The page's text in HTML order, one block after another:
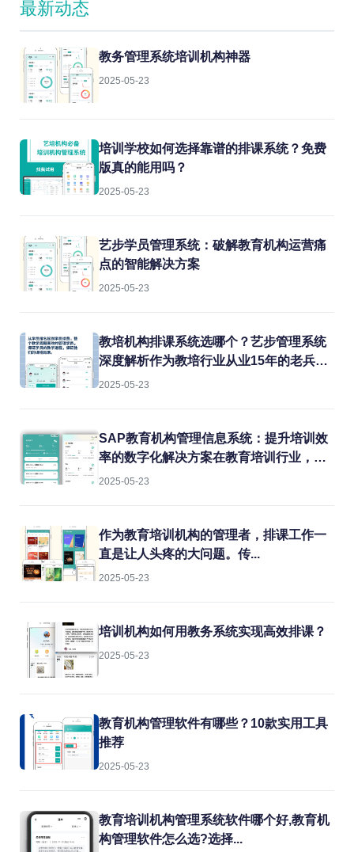
最新动态
教务管理系统培训机构神器
2025-05-23
培训学校如何选择靠谱的排课系统？免费
版真的能用吗？
2025-05-23
艺步学员管理系统：破解教育机构运营痛
点的智能解决方案
2025-05-23
教培机构排课系统选哪个？艺步管理系统
深度解析作为教培行业从业15年的老兵，
我见过太多机构在教务管理上栽跟头。排
结合实战经验，聊聊如何用专业系统解决
这些难题。
2025-05-23
SAP教育机构管理信息系统：提升培训效
率的数字化解决方案在教育培训行业，机
构常常面临课程管理混乱、学员信息分
SAP教育机构管理信息系统正是为解决这
些问题而生的专业工具。
2025-05-23
作为教育培训机构的管理者，排课工作一
直是让人头疼的大问题。传...
2025-05-23
培训机构如何用教务系统实现高效排课？
2025-05-23
教育机构管理软件有哪些？10款实用工具
推荐
2025-05-23
教育培训机构管理系统软件哪个好,教育机
构管理软件怎么选?选择...